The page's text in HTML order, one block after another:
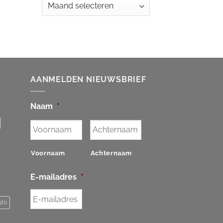
AANMELDEN NIEUWSBRIEF
Naam *
Voornaam Achternaam
E-mailadres *